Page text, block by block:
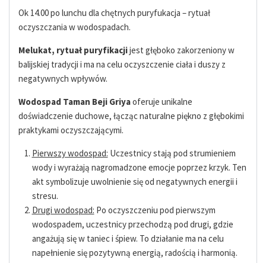
Ok 14.00 po lunchu dla chętnych puryfukacja – rytuał
oczyszczania w wodospadach.
Melukat, rytuał puryfikacjijest głęboko zakorzeniony w
balijskiej tradycji i ma na celu oczyszczenie ciała i duszy z
negatywnych wpływów.
Wodospad Taman Beji Griyaoferuje unikalne
doświadczenie duchowe, łącząc naturalne piękno z głębokimi
praktykami oczyszczającymi.
Pierwszy wodospad: Uczestnicy stają pod strumieniem
wody i wyrażają nagromadzone emocje poprzez krzyk. Ten
akt symbolizuje uwolnienie się od negatywnych energii i
stresu.
Drugi wodospad: Po oczyszczeniu pod pierwszym
wodospadem, uczestnicy przechodzą pod drugi, gdzie
angażują się w taniec i śpiew. To działanie ma na celu
napełnienie się pozytywną energią, radością i harmonią.